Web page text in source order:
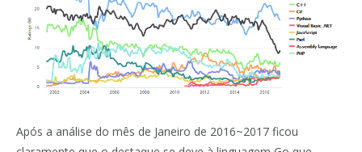
Após a análise do mês de Janeiro de 2016~2017 ficou